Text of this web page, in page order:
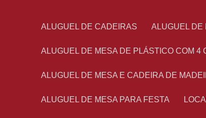
ALUGUEL DE CADEIRAS ALUGUEL
ALUGUEL DE MESA DE PLÁSTICO COM 4
ALUGUEL DE MESA E CADEIRA DE
ALUGUEL DE MESA PARA FESTA